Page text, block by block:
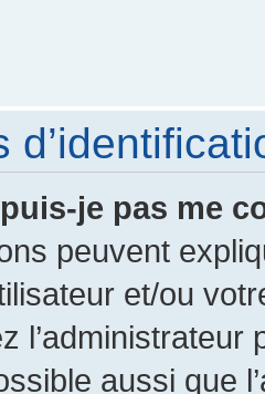
je pas me
peuvent
et/ou
l’administrateur
aussi que